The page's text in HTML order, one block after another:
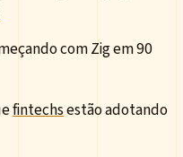
com Zig em 90
fintechsestão adotando